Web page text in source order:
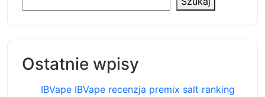
Ostatnie wpisy
IBVape IBVape recenzja premix salt ranking